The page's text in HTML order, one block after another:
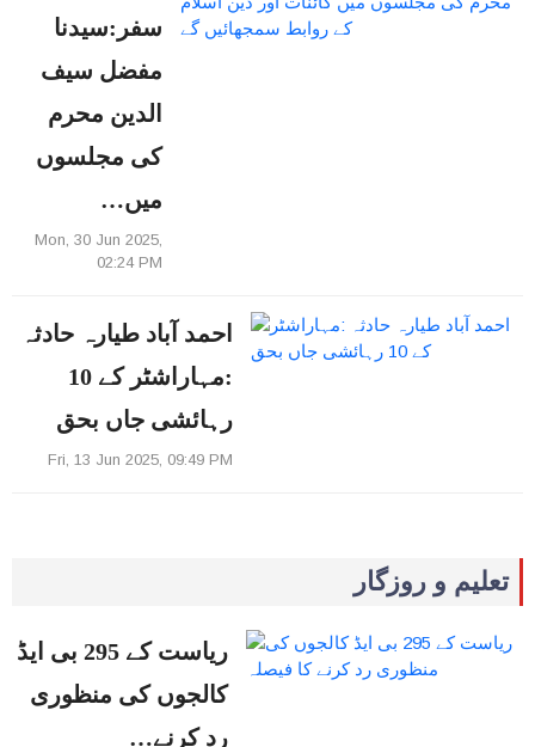
سفر:سیدنا
مفضل سیف
الدین محرم
کی مجلسوں
میں…
Mon, 30 Jun 2025,
02:24 PM
احمد آباد طیارہ حادثہ
:مہاراشٹر کے 10
رہائشی جاں بحق
Fri, 13 Jun 2025, 09:49 PM
تعلیم و روزگار
ریاست کے 295 بی ایڈ
کالجوں کی منظوری
رد کرنے…